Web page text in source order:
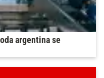
argentina se